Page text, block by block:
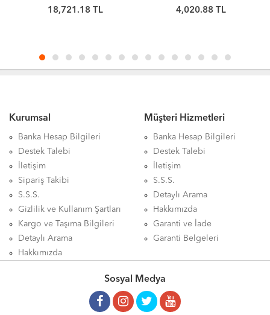
Profile
4,020.88 TL 4,353.85 TL
Kurumsal
Banka Hesap Bilgileri
Destek Talebi
İletişim
Sipariş Takibi
S.S.S.
Gizlilik ve Kullanım Şartları
Kargo ve Taşıma Bilgileri
Detaylı Arama
Hakkımızda
Müşteri Hizmetleri
Banka Hesap Bilgileri
Destek Talebi
İletişim
S.S.S.
Detaylı Arama
Hakkımızda
Garanti ve İade
Garanti Belgeleri
Sosyal Medya